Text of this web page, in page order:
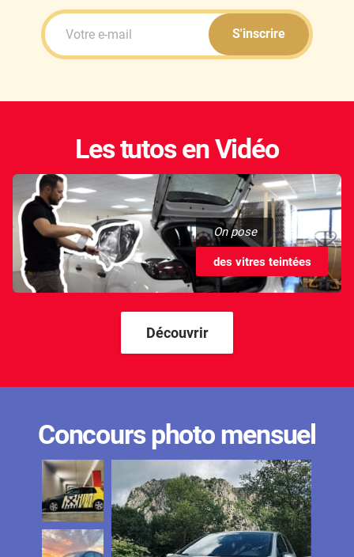
S'inscrire
Les tutos en Vidéo
On pose
des vitres teintées
Découvrir
Concours photo mensuel